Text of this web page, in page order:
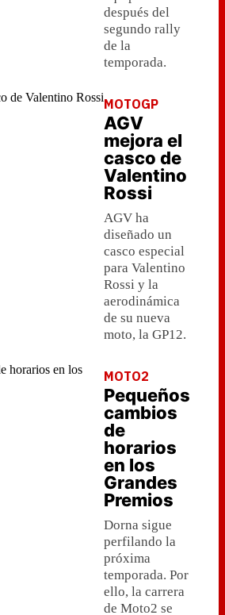
después del
segundo rally
de la
temporada.
MOTOGP
AGV
mejora el
casco de
Valentino
Rossi
AGV ha
diseñado un
casco especial
para Valentino
Rossi y la
aerodinámica
de su nueva
moto, la GP12.
MOTO2
Pequeños
cambios
de
horarios
en los
Grandes
Premios
Dorna sigue
perfilando la
próxima
temporada. Por
ello, la carrera
de Moto2 se